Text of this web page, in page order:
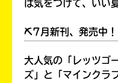
キー
は気をつけて、いい
⛏7月新刊、発売中！
大人気の「レッツゴ
ズ」と「マインクラ